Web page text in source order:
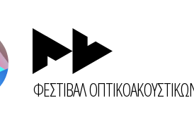
ΦΕΣΤΙΒΑΛ